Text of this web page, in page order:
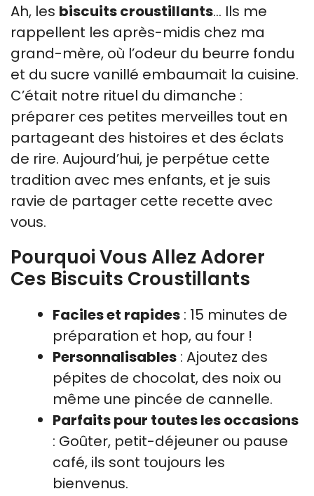
Ah, les biscuits croustillants… Ils me
rappellent les après-midis chez ma
grand-mère, où l’odeur du beurre fondu
et du sucre vanillé embaumait la cuisine.
C’était notre rituel du dimanche :
préparer ces petites merveilles tout en
partageant des histoires et des éclats
de rire. Aujourd’hui, je perpétue cette
tradition avec mes enfants, et je suis
ravie de partager cette recette avec
vous.
Pourquoi Vous Allez Adorer
Ces Biscuits Croustillants
Faciles et rapides : 15 minutes de
préparation et hop, au four !
Personnalisables : Ajoutez des
pépites de chocolat, des noix ou
même une pincée de cannelle.
Parfaits pour toutes les occasions
: Goûter, petit-déjeuner ou pause
café, ils sont toujours les
bienvenus.